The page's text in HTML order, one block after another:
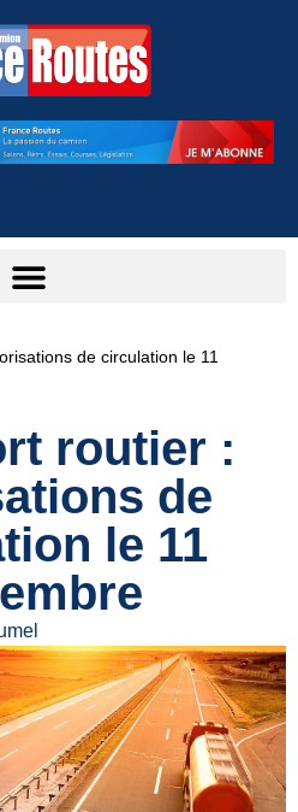
de circulation le 11
routier :
de
le 11